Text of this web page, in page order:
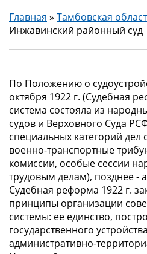
Главная » Тамбовская
Инжавинский районный суд
По Положению о
октября 1922 г. (Судебная
система состояла из
судов и Верховного Суда
специальных категорий дел
военно-транспортные
комиссии, особые сессии
трудовым делам), позднее -
Судебная реформа 1922 г.
принципы организации
системы: ее единство,
государственного
административно-